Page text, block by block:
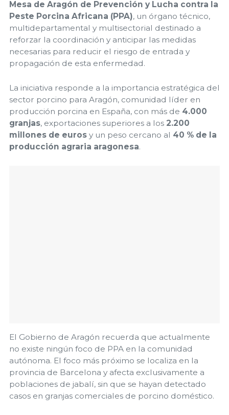
Mesa de Aragón de Prevención y Lucha contra la
Peste Porcina Africana (PPA), un órgano técnico,
multidepartamental y multisectorial destinado a
reforzar la coordinación y anticipar las medidas
necesarias para reducir el riesgo de entrada y
propagación de esta enfermedad.
La iniciativa responde a la importancia estratégica del
sector porcino para Aragón, comunidad líder en
producción porcina en España, con más de 4.000
granjas, exportaciones superiores a los 2.200
millones de euros y un peso cercano al 40 % de la
producción agraria aragonesa.
El Gobierno de Aragón recuerda que actualmente
no existe ningún foco de PPA en la comunidad
autónoma. El foco más próximo se localiza en la
provincia de Barcelona y afecta exclusivamente a
poblaciones de jabalí, sin que se hayan detectado
casos en granjas comerciales de porcino doméstico.